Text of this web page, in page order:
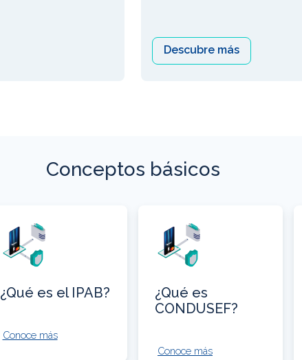
Descubre más
Conceptos básicos
¿Qué es el IPAB?
Conoce más
¿Qué es
CONDUSEF?
Conoce más